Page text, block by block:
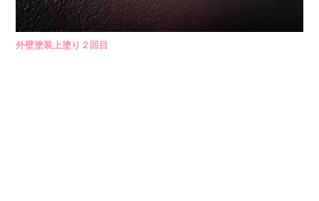
外壁塗装上塗り２回目